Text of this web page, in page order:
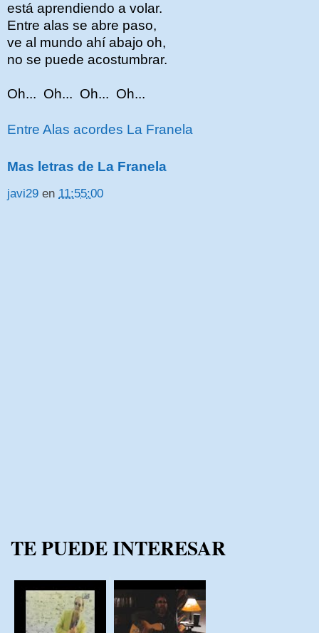
está aprendiendo a volar.
Entre alas se abre paso,
ve al mundo ahí abajo oh,
no se puede acostumbrar.
Oh... Oh... Oh... Oh...
Entre Alas acordes La Franela
Mas letras de La Franela
javi29 en 11:55:00
TE PUEDE INTERESAR